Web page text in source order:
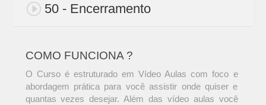
50 - Encerramento
COMO FUNCIONA ?
O Curso é estruturado em Vídeo Aulas com foco e
abordagem prática para você assistir onde quiser e
quantas vezes desejar. Além das vídeo aulas você